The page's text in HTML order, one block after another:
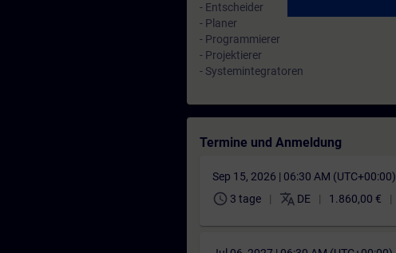
- Entscheider
- Planer
- Programmierer
- Projektierer
- Systemintegratoren
Termine und Anmeldung
Sep 15, 2026 | 06:30 AM (UTC+00:00)
schedule 3 tage translate DE 1.860,00 €